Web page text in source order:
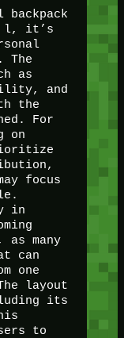
l, it’s
The
as
and
the
For
on
focus
in
many
can
one
layout
its
to